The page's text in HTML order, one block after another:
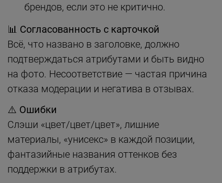
брендов, если это не критично.
📊 Согласованность с карточкой
Всё, что названо в заголовке, должно
подтверждаться атрибутами и быть видно
на фото. Несоответствие — частая причина
отказа модерации и негатива в отзывах.
⚠️ Ошибки
Слэши «цвет/цвет/цвет», лишние
материалы, «унисекс» в каждой позиции,
фантазийные названия оттенков без
поддержки в атрибутах.